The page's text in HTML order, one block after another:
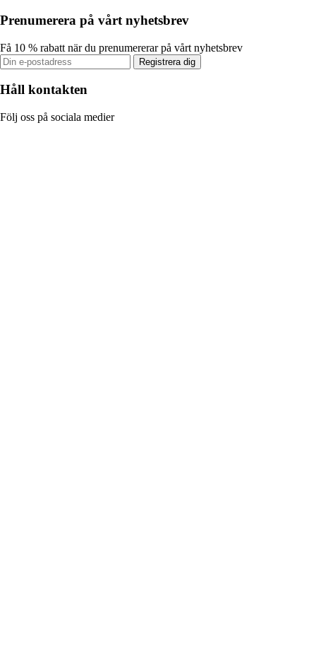
Prenumerera på vårt nyhetsbrev
Få 10 % rabatt när du prenumererar på vårt nyhetsbrev
Registrera dig
Håll kontakten
Följ oss på sociala medier